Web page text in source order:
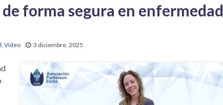
forma segura en enfermedad
Vídeo 3 diciembre, 2025